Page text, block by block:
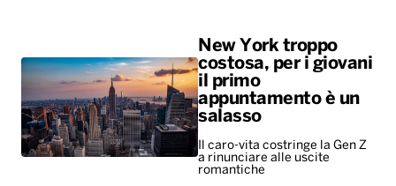
New York troppo
costosa, per i giovani
il primo
appuntamento è un
salasso
Il caro-vita costringe la Gen Z
a rinunciare alle uscite
romantiche